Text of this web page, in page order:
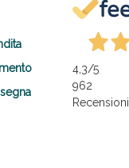
4,3/5
962
Recensioni